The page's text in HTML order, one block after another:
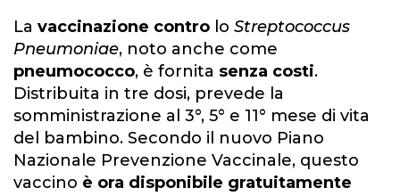
La vaccinazione contro lo Streptococcus
Pneumoniae, noto anche come
pneumococco, è fornita senza costi.
Distribuita in tre dosi, prevede la
somministrazione al 3°, 5° e 11° mese di vita
del bambino. Secondo il nuovo Piano
Nazionale Prevenzione Vaccinale, questo
vaccino è ora disponibile gratuitamente